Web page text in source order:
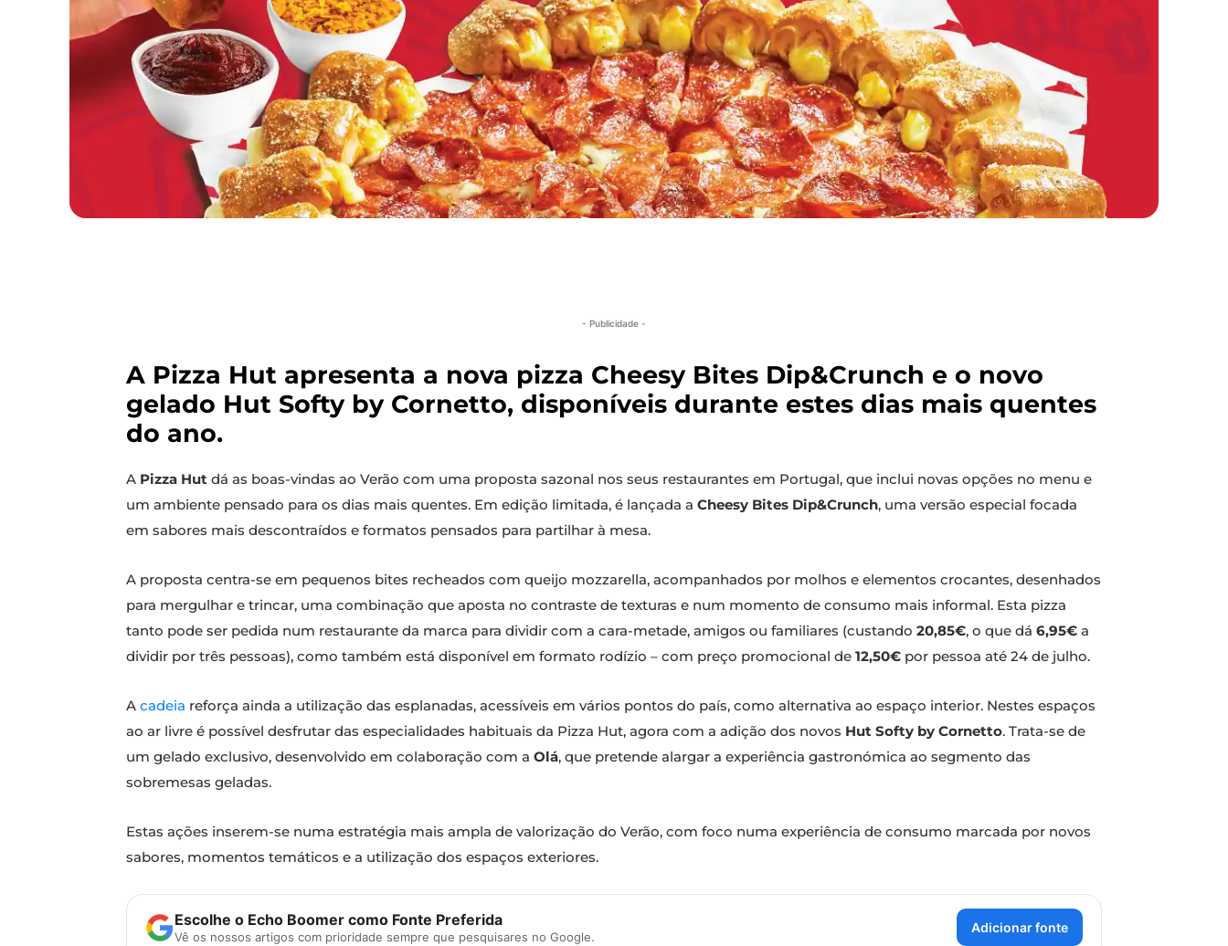
- Publicidade -
A Pizza Hut apresenta a nova pizza Cheesy Bites Dip&Crunch e o novo
gelado Hut Softy by Cornetto, disponíveis durante estes dias mais quentes
do ano.
A Pizza Hut dá as boas-vindas ao Verão com uma proposta sazonal nos seus restaurantes em Portugal, que inclui novas opções no menu e
um ambiente pensado para os dias mais quentes. Em edição limitada, é lançada a Cheesy Bites Dip&Crunch, uma versão especial focada
em sabores mais descontraídos e formatos pensados para partilhar à mesa.
A proposta centra-se em pequenos bites recheados com queijo mozzarella, acompanhados por molhos e elementos crocantes, desenhados
para mergulhar e trincar, uma combinação que aposta no contraste de texturas e num momento de consumo mais informal. Esta pizza
tanto pode ser pedida num restaurante da marca para dividir com a cara-metade, amigos ou familiares (custando 20,85€, o que dá 6,95€ a
dividir por três pessoas), como também está disponível em formato rodízio – com preço promocional de 12,50€ por pessoa até 24 de julho.
A cadeia reforça ainda a utilização das esplanadas, acessíveis em vários pontos do país, como alternativa ao espaço interior. Nestes espaços
ao ar livre é possível desfrutar das especialidades habituais da Pizza Hut, agora com a adição dos novos Hut Softy by Cornetto. Trata-se de
um gelado exclusivo, desenvolvido em colaboração com a Olá, que pretende alargar a experiência gastronómica ao segmento das
sobremesas geladas.
Estas ações inserem-se numa estratégia mais ampla de valorização do Verão, com foco numa experiência de consumo marcada por novos
sabores, momentos temáticos e a utilização dos espaços exteriores.
Escolhe o Echo Boomer como Fonte Preferida
Vê os nossos artigos com prioridade sempre que pesquisares no Google.
Adicionar fonte